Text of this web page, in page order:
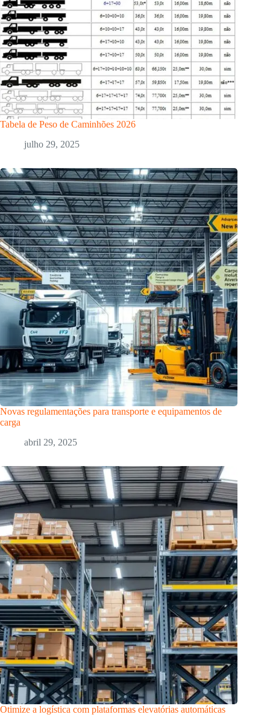
Tabela de Peso de Caminhões 2026
julho 29, 2025
Novas regulamentações para transporte e equipamentos de
carga
abril 29, 2025
Otimize a logística com plataformas elevatórias automáticas